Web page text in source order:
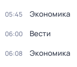
05:45 Экономика
06:00 Вести
06:08 Экономика